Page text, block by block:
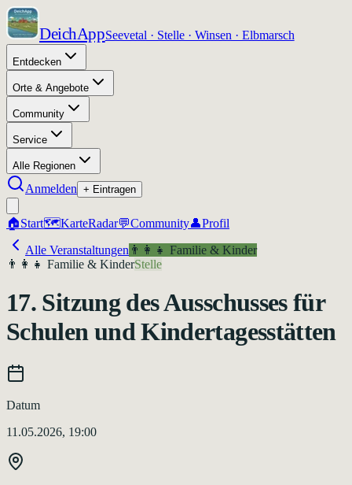
DeichAppSeevetal · Stelle · Winsen · Elbmarsch
Entdecken
Orte & Angebote
Community
Service
Alle Regionen
Anmelden + Eintragen
🏠Start🗺️KarteRadar💬Community👤Profil
Alle Veranstaltungen 👨‍👩‍👧 Familie & Kinder
👨‍👩‍👧 Familie & KinderStelle
17. Sitzung des Ausschusses für
Schulen und Kindertagesstätten
Datum
11.05.2026, 19:00